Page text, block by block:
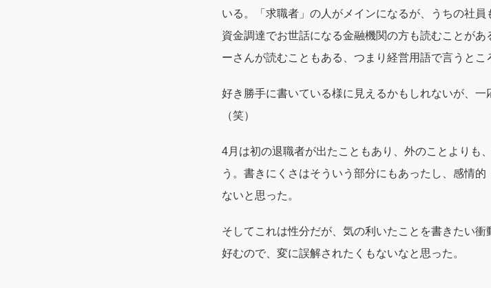
いる。「求職者」の人がメインになるが、うちの社員
資金調達でお世話になる金融機関の方も読むことが
ーさんが読むこともある、つまり経営用語で言うとこ
好き勝手に書いている様に見えるかもしれないが、
（笑）
4月は初の退職者が出たこともあり、外のことよりも
う。書きにくさはそういう部分にもあったし、感情
ないと思った。
そしてこれは性分だが、気の利いたことを書きたい
好むので、変に誤解されたくもないなと思った。